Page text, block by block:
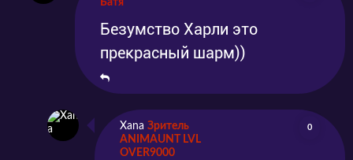
Батя
Безумство Харли это
прекрасный шарм))
Xana Зритель
ANIMAUNT LVL
OVER9000
0